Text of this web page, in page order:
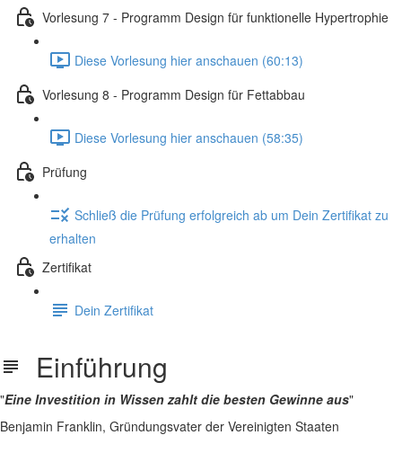
Vorlesung 7 - Programm Design für funktionelle Hypertrophie
Diese Vorlesung hier anschauen (60:13)
Vorlesung 8 - Programm Design für Fettabbau
Diese Vorlesung hier anschauen (58:35)
Prüfung
Schließ die Prüfung erfolgreich ab um Dein Zertifikat zu
erhalten
Zertifikat
Dein Zertifikat
Einführung
"Eine Investition in Wissen zahlt die besten Gewinne aus"
Benjamin Franklin, Gründungsvater der Vereinigten Staaten